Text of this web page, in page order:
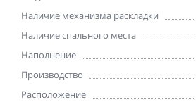
Наличие механизма раскладки
Наличие спального места
Наполнение
Производство
Расположение